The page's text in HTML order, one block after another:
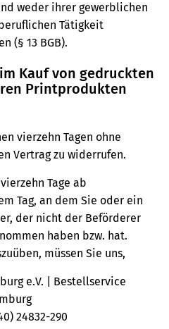
weder ihrer gewerblichen
Tätigkeit
(§ 13 BGB).
Kauf von gedruckten
Printprodukten
vierzehn Tagen ohne
Vertrag zu widerrufen.
Tage ab
Tag, an dem Sie oder ein
der nicht der Beförderer
haben bzw. hat.
müssen Sie uns,
e.V. | Bestellservice
24832-290